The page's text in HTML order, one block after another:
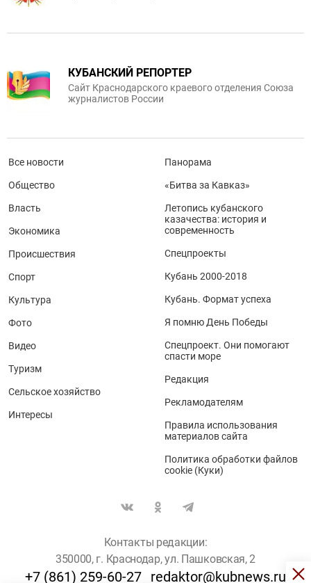
КУБАНСКИЙ РЕПОРТЕР
Сайт Краснодарского краевого отделения Союза
журналистов России
Все новости
Общество
Власть
Экономика
Происшествия
Спорт
Культура
Фото
Видео
Туризм
Сельское хозяйство
Интересы
Панорама
«Битва за Кавказ»
Летопись кубанского
казачества: история и
современность
Спецпроекты
Кубань 2000-2018
Кубань. Формат успеха
Я помню День Победы
Спецпроект. Они помогают
спасти море
Редакция
Рекламодателям
Правила использования
материалов сайта
Политика обработки файлов
cookie (Куки)
Контакты редакции:
350000, г. Краснодар, ул. Пашковская, 2
+7 (861) 259-60-27 redaktor@kubnews.ru